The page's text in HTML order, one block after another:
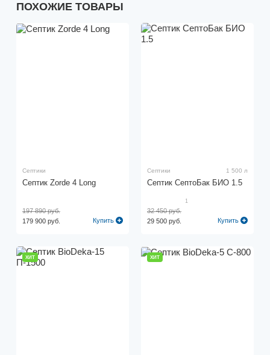
ПОХОЖИЕ ТОВАРЫ
Септики
Септик Zorde 4 Long
179 900 руб.
197 890 руб.
Купить
Септики 1 500 л
Септик СептоБак БИО 1.5
1
29 500 руб.
32 450 руб.
Купить
ХИТ ХИТ